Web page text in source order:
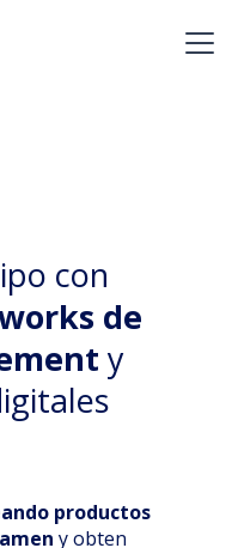
con
de
y
productos
y obten